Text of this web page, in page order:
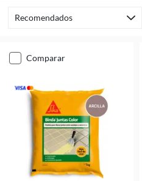
Recomendados
comparar